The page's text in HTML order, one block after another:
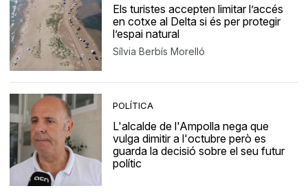
Els turistes accepten limitar l’accés
en cotxe al Delta si és per protegir
l’espai natural
Sílvia Berbís Morelló
POLÍTICA
L'alcalde de l'Ampolla nega que
vulga dimitir a l'octubre però es
guarda la decisió sobre el seu futur
polític